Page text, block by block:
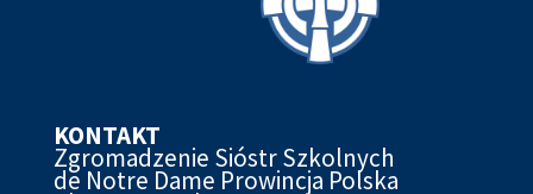
KONTAKT
Zgromadzenie Sióstr Szkolnych
de Notre Dame Prowincja Polska